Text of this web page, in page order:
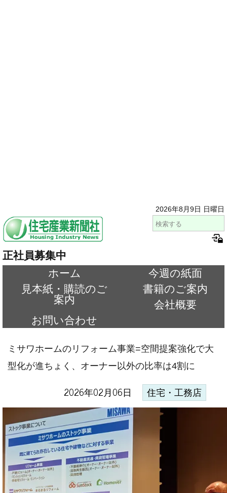
2026年8月9日 日曜日
正社員募集中
ホーム
今週の紙面
見本紙・購読のご
案内
書籍のご案内
会社概要
お問い合わせ
ミサワホームのリフォーム事業=空間提案強化で大
型化が進ちょく、オーナー以外の比率は4割に
2026年02月06日 住宅・工務店